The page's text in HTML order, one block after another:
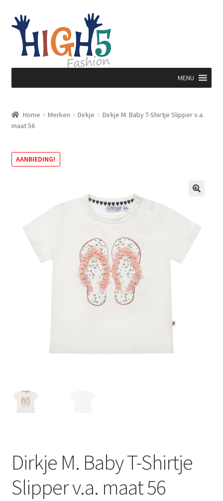
Ga
door
naar
navigatie
Ga
direct
naar
inhoud
MENU
Home Merken Dirkje
Dirkje M. Baby T-Shirtje Slipper v.a.
maat 56
AANBIEDING!
Dirkje M. Baby T-Shirtje
Slipper v.a. maat 56